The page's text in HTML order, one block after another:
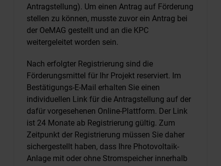
Antragstellung). Um einen Antrag auf Förderung
stellen zu können, musste zuvor ein Antrag bei
der OeMAG gestellt und an die KPC
weitergeleitet worden sein.
Nach erfolgter Registrierung sind die
Förderungsmittel für Ihr Projekt reserviert. Im
Bestätigungs-E-Mail erhalten Sie einen
individuellen Link für die Antragstellung auf der
dafür vorgesehenen Online-Plattform. Der Link
ist 24 Monate ab Registrierung gültig. Zum
Zeitpunkt der Registrierung müssen Sie daher
sichergestellt haben, dass Ihre Photovoltaik-
Anlage mit oder ohne Stromspeicher innerhalb